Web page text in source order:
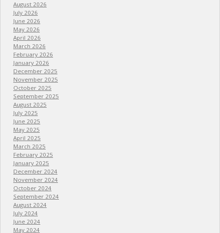
August 2026
July 2026
June 2026
May 2026
April 2026
March 2026
February 2026
January 2026
December 2025
November 2025
October 2025
September 2025
August 2025
July 2025
June 2025
May 2025
April 2025
March 2025
February 2025
January 2025
December 2024
November 2024
October 2024
September 2024
August 2024
July 2024
June 2024
May 2024